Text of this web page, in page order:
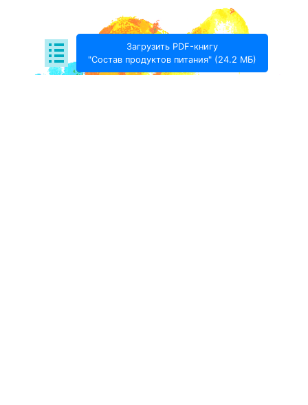
Загрузить PDF-книгу
"Состав продуктов питания" (24.2 МБ)